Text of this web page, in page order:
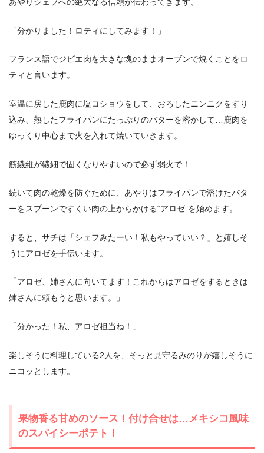
あやりシェフへの絶大なる信頼が伝わってきます。
「分かりました！ロティにしてみます！」
フランス語でジビエ肉を大きな塊のままオーブンで焼くことをロ
ティと言います。
室温に戻した鹿肉に塩コショウをして、おろしたニンニクをすり
込み、熱したフライパンにたっぷりのバターを溶かして…鹿肉を
ゆっくり中心まで火を入れて焼いていきます。
筋繊維が繊細で固くなりやすいので必ず弱火で！
続いて肉の乾燥を防ぐために、あやりはフライパンで溶けたバタ
ーをスプーンですくい肉の上からかける“アロゼ”を始めます。
すると、サチは「シェフみたーい！私もやっていい？」と嬉しそ
うにアロゼを手伝います。
「アロゼ、姉さんに向いてます！これからはアロゼをするときは
姉さんに頼もうと思います。」
「分かった！私、アロゼ担当ね！」
楽しそうに料理している2人を、そっと見守るみのりが嬉しそうに
ニコッとします。
果物香る甘めのソース！付け合せは…メキシコ風味
のスパイシーポテト！